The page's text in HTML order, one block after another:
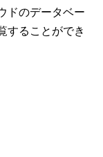
ドのデータベー
することができ